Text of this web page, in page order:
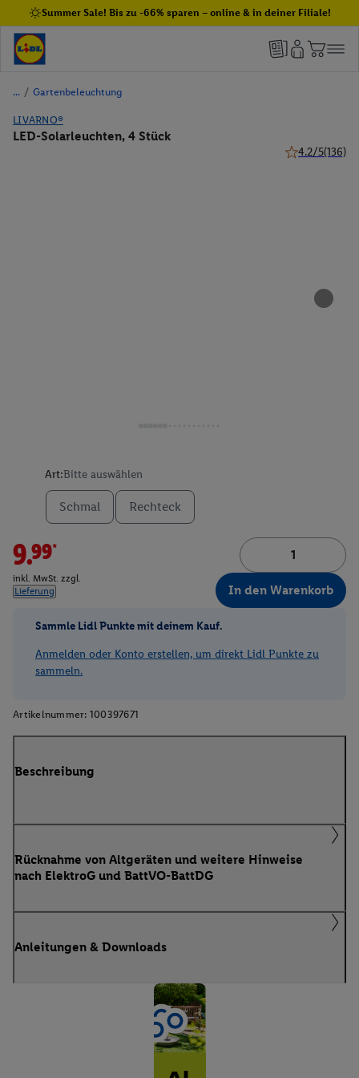
Summer Sale! Bis zu -66% sparen – online & in deiner Filiale!
/ Gartenbeleuchtung
LIVARNO®
LED-Solarleuchten, 4 Stück
4.2/5(136)
Art:Bitte auswählen
Schmal Rechteck
9.99*
inkl. MwSt. zzgl.
Lieferung
In den Warenkorb
Sammle Lidl Punkte mit deinem Kauf.
Anmelden oder Konto erstellen, um direkt Lidl Punkte zu
sammeln.
Artikelnummer: 100397671
Beschreibung
Rücknahme von Altgeräten und weitere Hinweise
nach ElektroG und BattVO-BattDG
Anleitungen & Downloads